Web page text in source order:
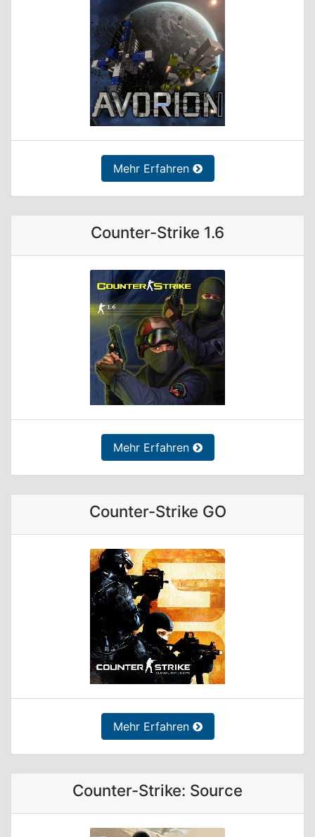
Mehr Erfahren
Counter-Strike 1.6
Mehr Erfahren
Counter-Strike GO
Mehr Erfahren
Counter-Strike: Source